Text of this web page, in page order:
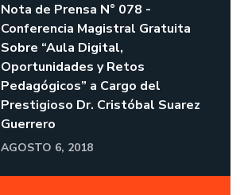
Nota de Prensa N° 078 -
Conferencia Magistral Gratuita
Sobre “Aula Digital,
Oportunidades y Retos
Pedagógicos” a Cargo del
Prestigioso Dr. Cristóbal Suarez
Guerrero
AGOSTO 6, 2018